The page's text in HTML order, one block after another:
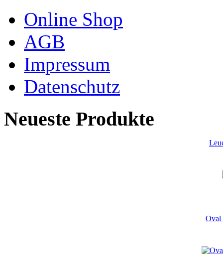
Online Shop
AGB
Impressum
Datenschutz
Neueste Produkte
Oval